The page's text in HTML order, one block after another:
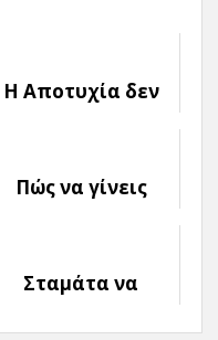
Η Αποτυχία δεν
Πώς να γίνεις
Σταμάτα να
Θύμα!